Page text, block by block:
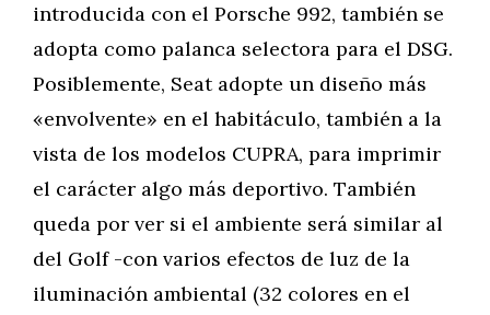
introducida con el Porsche 992, también se
adopta como palanca selectora para el DSG.
Posiblemente, Seat adopte un diseño más
«envolvente» en el habitáculo, también a la
vista de los modelos CUPRA, para imprimir
el carácter algo más deportivo. También
queda por ver si el ambiente será similar al
del Golf -con varios efectos de luz de la
iluminación ambiental (32 colores en el